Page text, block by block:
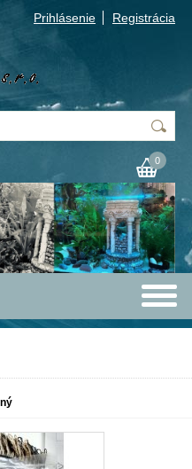
Prihlásenie Registrácia
0